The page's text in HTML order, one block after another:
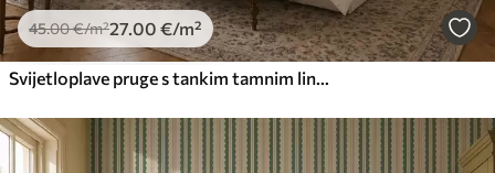
45.00€/m²27.00 €/m²
Svijetloplave pruge s tankim tamnim linijama